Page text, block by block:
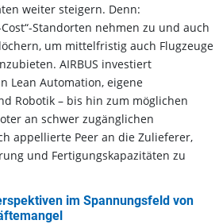
weiter steigern. Denn:
Standorten nehmen zu und auch
um mittelfristig auch Flugzeuge
AIRBUS investiert
Lean Automation, eigene
Robotik – bis hin zum möglichen
an schwer zugänglichen
appellierte Peer an die Zulieferer,
und Fertigungskapazitäten zu
im Spannungsfeld von